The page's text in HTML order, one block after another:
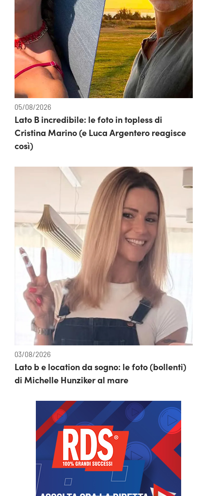
05/08/2026
Lato B incredibile: le foto in topless di
Cristina Marino (e Luca Argentero reagisce
così)
03/08/2026
Lato b e location da sogno: le foto (bollenti)
di Michelle Hunziker al mare